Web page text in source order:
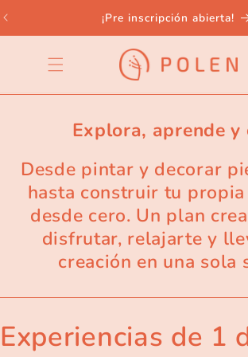
directamente
al contenido
¡Pre inscripción abierta!
Explora, aprende y
Desde pintar y decorar
hasta construir tu propia
desde cero. Un plan
disfrutar, relajarte y
creación en una sola
Experiencias de 1